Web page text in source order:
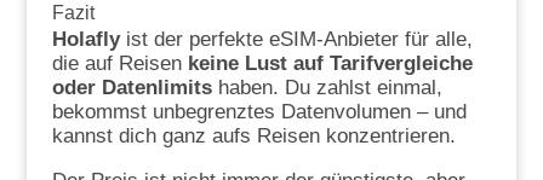
Fazit
Holaflyist der perfekte eSIM-Anbieter für alle,
die auf Reisen keine Lust auf Tarifvergleiche
oder Datenlimitshaben. Du zahlst einmal,
bekommst unbegrenztes Datenvolumen – und
kannst dich ganz aufs Reisen konzentrieren.